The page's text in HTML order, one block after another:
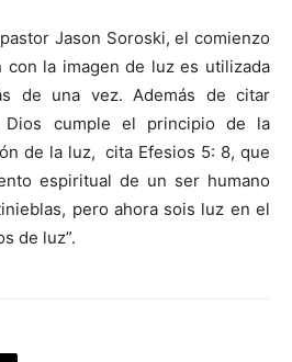
Jason Soroski, el comienzo
con la imagen de luz es utilizada
de una vez. Además de citar
Dios cumple el principio de la
de la luz, cita Efesios 5: 8, que
espiritual de un ser humano
pero ahora sois luz en el
de luz”.